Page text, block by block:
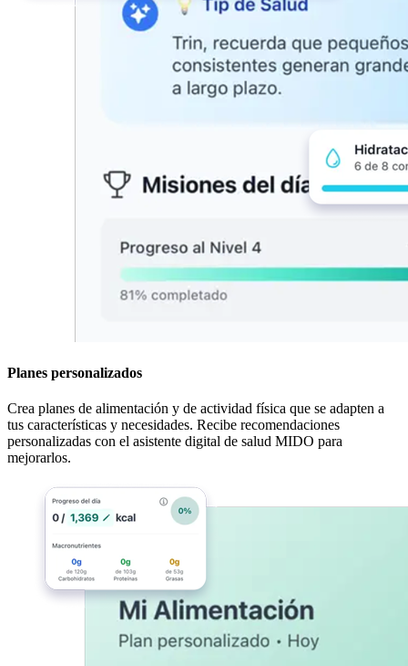
Planes personalizados
Crea planes de alimentación y de actividad física que se adapten a
tus características y necesidades. Recibe recomendaciones
personalizadas con el asistente digital de salud MIDO para
mejorarlos.